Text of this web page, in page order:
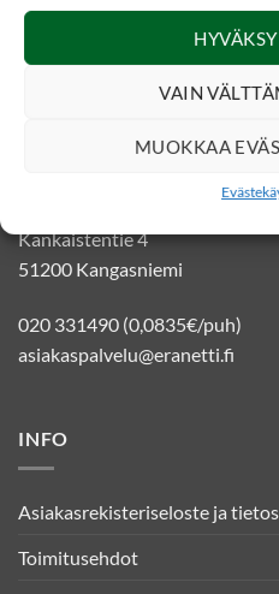
VAIN
MUOKKAA
YHTEYSTIEDOT
Kankaistentie 4
51200 Kangasniemi
020 331490 (0,0835€/puh)
asiakaspalvelu@eranetti.fi
INFO
Asiakasrekisteriseloste ja
Toimitusehdot